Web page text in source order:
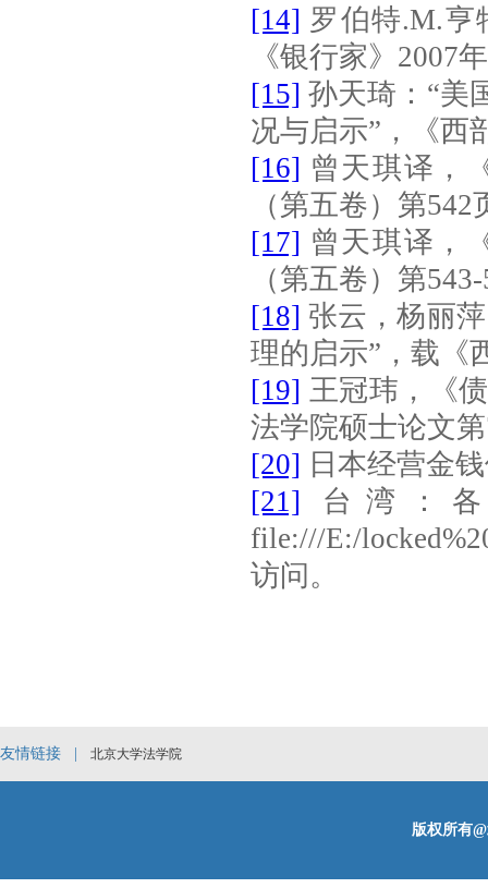
[14] 罗伯特.M.亨
《银行家》 2007
[15] 孙天琦：“美
况与启示”，《西
[16] 曾天琪译，
（第五卷）第542
[17] 曾天琪译，
（第五卷）第
[18] 张云，杨丽
理的启示”，载《
[19] 王冠玮，《
法学院硕士论文第
[20] 日本经营金
[21]
台湾：
file:///E:/
访问。
友情链接 | 北京大学法学院
版权所有